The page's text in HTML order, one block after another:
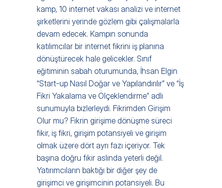
kamp, 10 internet vakası analizi ve internet
şirketlerini yerinde gözlem gibi çalışmalarla
devam edecek. Kampın sonunda
katılımcılar bir internet fikrini iş planına
dönüştürecek hale gelicekler. Sınıf
eğitiminin sabah oturumunda, İhsan Elgin
“Start-up Nasıl Doğar ve Yapılandırılır” ve “İş
Fikri Yakalama ve Ölçeklendirme” adlı
sunumuyla bizlerleydi. Fikrimden Girişim
Olur mu? Fikrin girişime dönüşme süreci
fikir, iş fikri, girişim potansiyeli ve girişim
olmak üzere dört ayrı fazı içeriyor. Tek
başına doğru fikir aslında yeterli değil.
Yatırımcıların baktığı bir diğer şey de
girişimci ve girişimcinin potansiyeli. Bu